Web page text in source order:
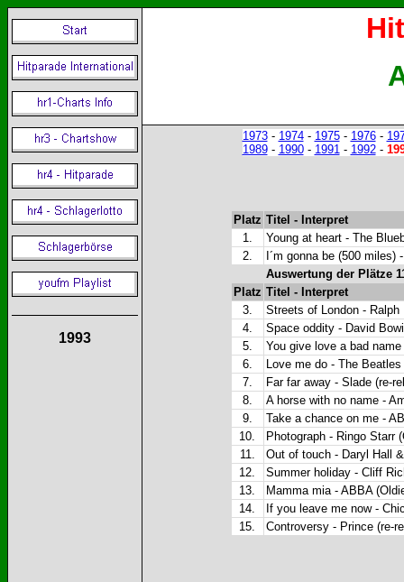
1993
1973- 1974- 1975- 1976-
1989- 1990- 1991- 1992-
Platz Titel - Interpret
1.
Young at heart - The
2.
I´m gonna be (500
Auswertung der Plätze
Platz Titel - Interpret
3.
Streets of London - Ralph
4.
Space oddity - David
5.
You give love a bad
6.
Love me do - The
7.
Far far away - Slade (re-
8.
A horse with no name -
9.
Take a chance on me -
10.
Photograph - Ringo Starr
11.
Out of touch - Daryl Hall
12.
Summer holiday - Cliff
13.
Mamma mia - ABBA
14.
If you leave me now -
15.
Controversy - Prince (re-